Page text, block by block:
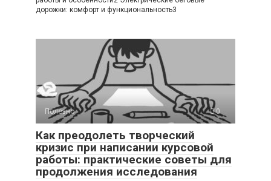
дорожки: комфорт и функциональность3
Полезно 0
Как преодолеть творческий
кризис при написании курсовой
работы: практические советы для
продолжения исследования